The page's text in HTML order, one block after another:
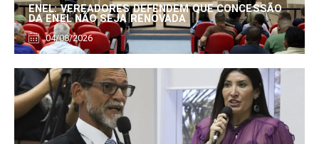
ENEL: VEREADORES DEFENDEM QUE CONCESSÃO
DA ENEL NÃO SEJA RENOVADA
04/08/2026